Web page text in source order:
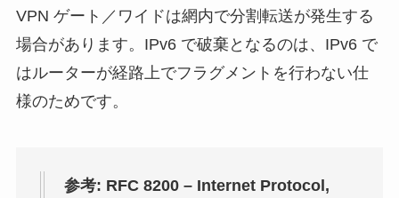
VPN ゲート／ワイドは網内で分割転送が発生する
場合があります。IPv6 で破棄となるのは、IPv6 で
はルーターが経路上でフラグメントを行わない仕
様のためです。
参考: RFC 8200 – Internet Protocol,